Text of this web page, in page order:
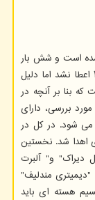
اهدا شده است و شش بار
در سال های ۱۹۱۶، ۱۹۳۱، ۱۹۳۴، ۱۹۴۰، ۱۹۴۱ و ۱۹۴۲ اعطا نشد اما دلیل
بنا بر آنچه در
مورد بررسی، دارای
می شود. در کل در
اهدا شد. نخستین
دیراک" و" آلبرت
"دیمیتری مندلیف"
هسته ای باید